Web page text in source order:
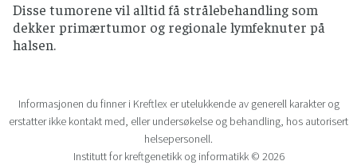
Disse tumorene vil alltid få strålebehandling som
dekker primærtumor og regionale lymfeknuter på
halsen.
Informasjonen du finner i Kreftlex er utelukkende av generell karakter og
erstatter ikke kontakt med, eller undersøkelse og behandling, hos autorisert
helsepersonell.
Institutt for kreftgenetikk og informatikk © 2026